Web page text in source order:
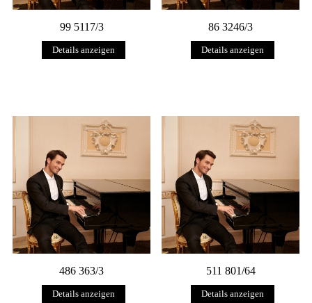
99 5117/3
Details anzeigen
86 3246/3
Details anzeigen
486 363/3
Details anzeigen
511 801/64
Details anzeigen